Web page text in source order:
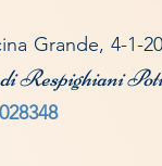
Grande, 4-1-
Respighiani